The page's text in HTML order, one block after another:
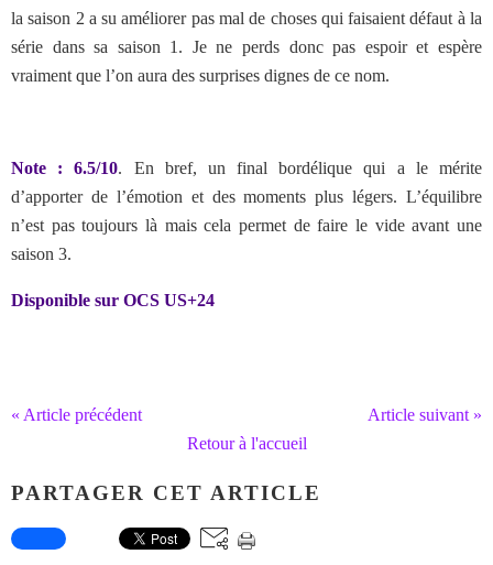
la saison 2 a su améliorer pas mal de choses qui faisaient défaut à la
série dans sa saison 1. Je ne perds donc pas espoir et espère
vraiment que l’on aura des surprises dignes de ce nom.
Note : 6.5/10. En bref, un final bordélique qui a le mérite
d’apporter de l’émotion et des moments plus légers. L’équilibre
n’est pas toujours là mais cela permet de faire le vide avant une
saison 3.
Disponible sur OCS US+24
« Article précédent
Article suivant »
Retour à l'accueil
PARTAGER CET ARTICLE